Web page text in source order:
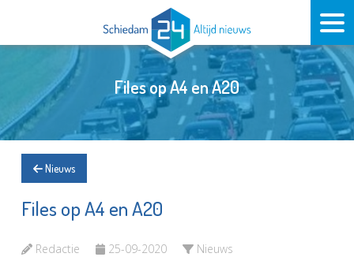
Files op A4 en A20
Nieuws
Files op A4 en A20
Redactie 25-09-2020 Nieuws